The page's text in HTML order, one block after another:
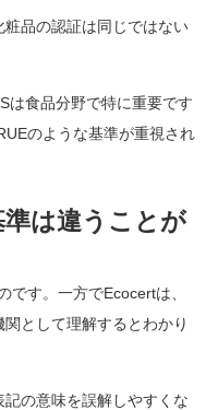
品の認証は同じではない
は食品分野で特に重要です
のような基準が重視され
は違うことが
です。一方でEcocertは、
として理解するとわかり
の意味を誤解しやすくな